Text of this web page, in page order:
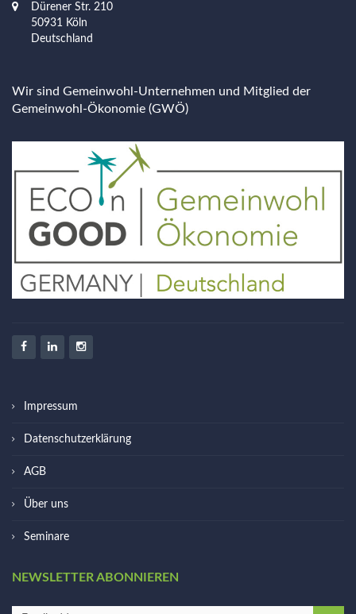
Dürener Str. 210
50931 Köln
Deutschland
Wir sind Gemeinwohl-Unternehmen und Mitglied der
Gemeinwohl-Ökonomie (GWÖ)
Impressum
Datenschutzerklärung
AGB
Über uns
Seminare
NEWSLETTER ABONNIEREN